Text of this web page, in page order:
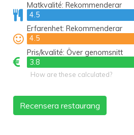
Matkvalité:Rekommenderar
4.5
4.5
Erfarenhet: Rekommenderar
4.5
4.5
Pris/kvalité:Över genomsnitt
3.8
3.8
How are these calculated?
Recensera restaurang